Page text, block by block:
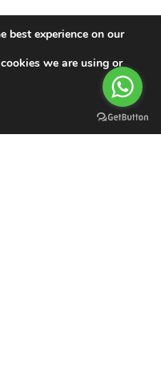
best experience on our
we are using or
Menu